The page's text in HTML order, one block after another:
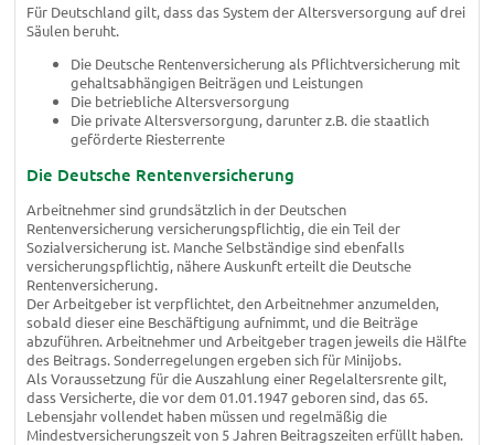
Für Deutschland gilt, dass das System der Altersversorgung auf drei
Säulen beruht.
Die Deutsche Rentenversicherung als Pflichtversicherung mit
gehaltsabhängigen Beiträgen und Leistungen
Die betriebliche Altersversorgung
Die private Altersversorgung, darunter z.B. die staatlich
geförderte Riesterrente
Die Deutsche Rentenversicherung
Arbeitnehmer sind grundsätzlich in der Deutschen
Rentenversicherung versicherungspflichtig, die ein Teil der
Sozialversicherung ist. Manche Selbständige sind ebenfalls
versicherungspflichtig, nähere Auskunft erteilt die Deutsche
Rentenversicherung.
Der Arbeitgeber ist verpflichtet, den Arbeitnehmer anzumelden,
sobald dieser eine Beschäftigung aufnimmt, und die Beiträge
abzuführen. Arbeitnehmer und Arbeitgeber tragen jeweils die Hälfte
des Beitrags. Sonderregelungen ergeben sich für Minijobs.
Als Voraussetzung für die Auszahlung einer Regelaltersrente gilt,
dass Versicherte, die vor dem 01.01.1947 geboren sind, das 65.
Lebensjahr vollendet haben müssen und regelmäßig die
Mindestversicherungszeit von 5 Jahren Beitragszeiten erfüllt haben.